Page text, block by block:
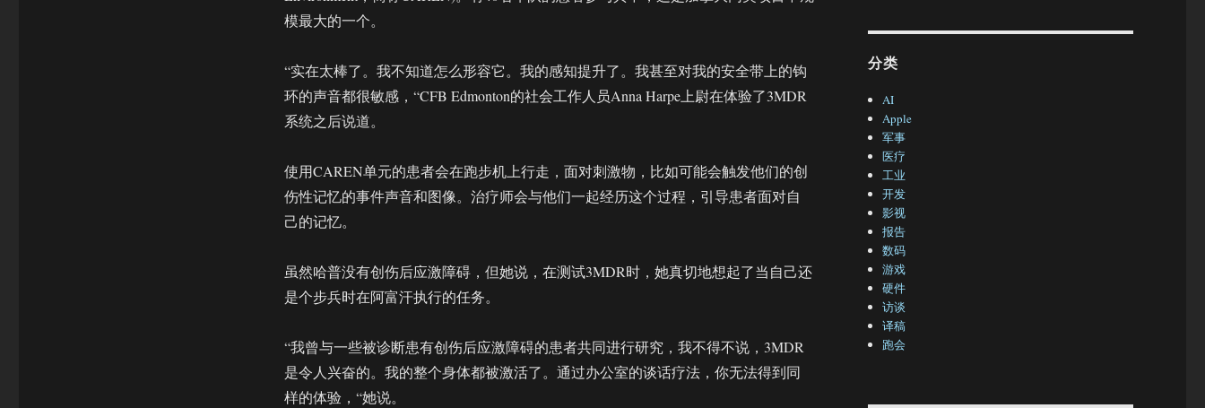
模最大的一个。
“实在太棒了。我不知道怎么形容它。我的感知提升了。我甚至对我的安全带上的钩
环的声音都很敏感，“CFB Edmonton的社会工作人员Anna Harpe上尉在体验了3MDR
系统之后说道。
使用CAREN单元的患者会在跑步机上行走，面对刺激物，比如可能会触发他们的创
伤性记忆的事件声音和图像。治疗师会与他们一起经历这个过程，引导患者面对自
己的记忆。
虽然哈普没有创伤后应激障碍，但她说，在测试3MDR时，她真切地想起了当自己还
是个步兵时在阿富汗执行的任务。
“我曾与一些被诊断患有创伤后应激障碍的患者共同进行研究，我不得不说，3MDR
是令人兴奋的。我的整个身体都被激活了。通过办公室的谈话疗法，你无法得到同
样的体验，“她说。
分类
AI
Apple
军事
医疗
工业
开发
影视
报告
数码
游戏
硬件
访谈
译稿
跑会